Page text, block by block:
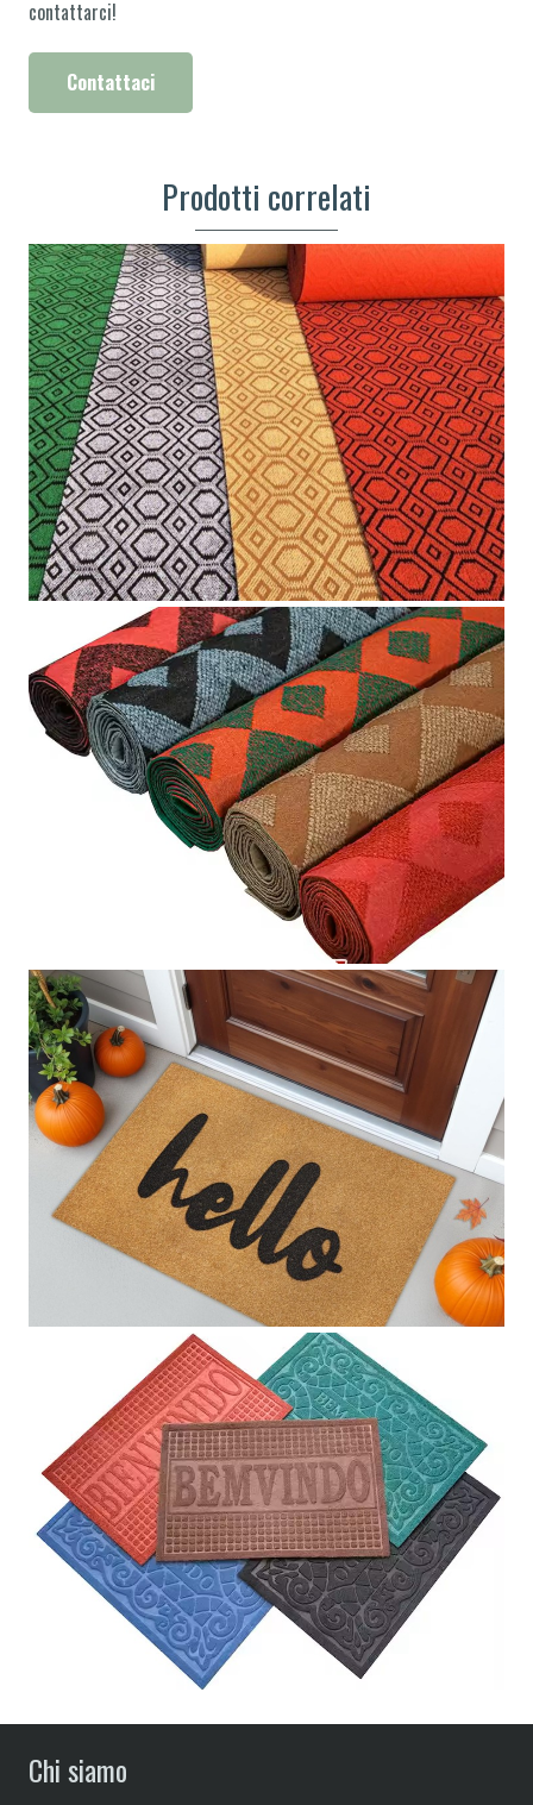
contattarci!
Contattaci
Prodotti correlati
Chi siamo